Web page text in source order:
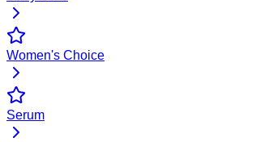
Women's Choice
Serum